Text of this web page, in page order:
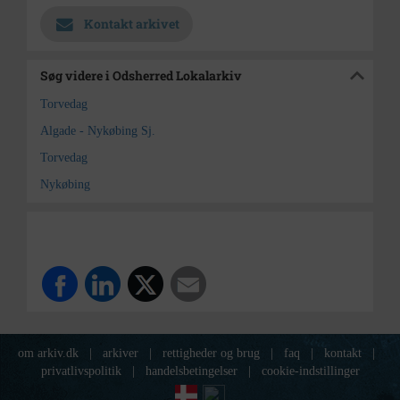
Kontakt arkivet
Søg videre i Odsherred Lokalarkiv
Torvedag
Algade - Nykøbing Sj.
Torvedag
Nykøbing
om arkiv.dk arkiver rettigheder og brug faq kontakt
privatlivspolitik
handelsbetingelser cookie-indstillinger